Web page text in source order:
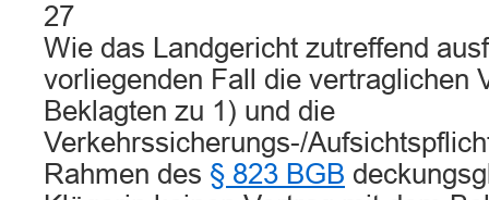
27
Wie das Landgericht zutreffend
vorliegenden Fall die vertraglichen
Beklagten zu 1) und die
Verkehrssicherungs-/
Rahmen des § 823 BGB